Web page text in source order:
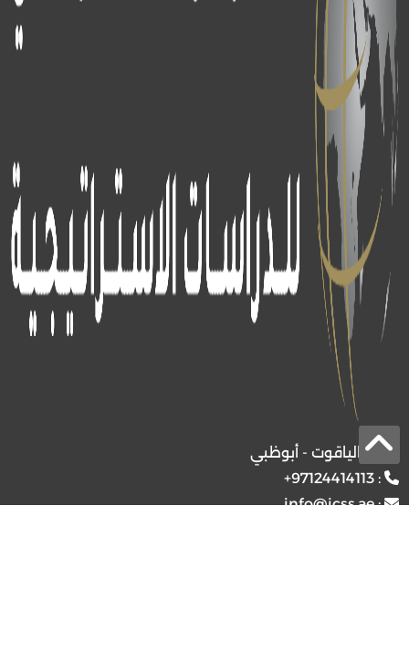
برج الياقوت - أبوظبي
:
+97124414113
:
info@icss.ae